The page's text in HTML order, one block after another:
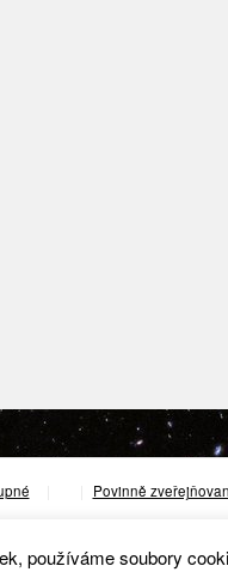
Povinně
používáme soubory